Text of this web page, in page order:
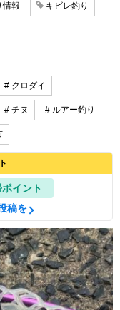
情報 キビレ釣り
# クロダイ
# チヌ # ルアー釣り
イント
稿を